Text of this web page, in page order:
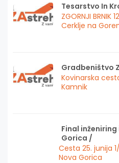
Tesarstvo In
ZGORNJI BRNIK
Cerklje na
Gradbeništvo
Kovinarska
Kamnik
Final
Gorica /
Cesta 25. junija
Nova Gorica